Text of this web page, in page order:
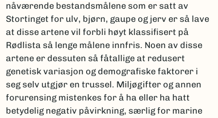
nåværende bestandsmålene som er satt av
Stortinget for ulv, bjørn, gaupe og jerv er så lave
at disse artene vil forbli høyt klassifisert på
Rødlista så lenge målene innfris. Noen av disse
artene er dessuten så fåtallige at redusert
genetisk variasjon og demografiske faktorer i
seg selv utgjør en trussel. Miljøgifter og annen
forurensing mistenkes for å ha eller ha hatt
betydelig negativ påvirkning, særlig for marine